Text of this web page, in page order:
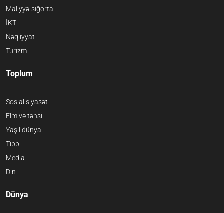
Maliyyə-sığorta
İKT
Nəqliyyat
Turizm
Toplum
Sosial siyasət
Elm və təhsil
Yaşıl dünya
Tibb
Media
Din
Dünya